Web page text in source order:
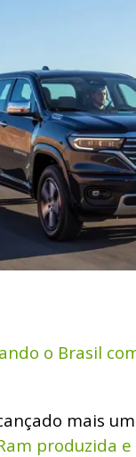
o Brasil
mais
produzida